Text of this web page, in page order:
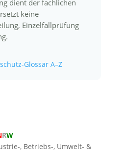
dient der fachlichen
keine
Einzelfallprüfung
Glossar A–Z
RW
, Betriebs-, Umwelt- &